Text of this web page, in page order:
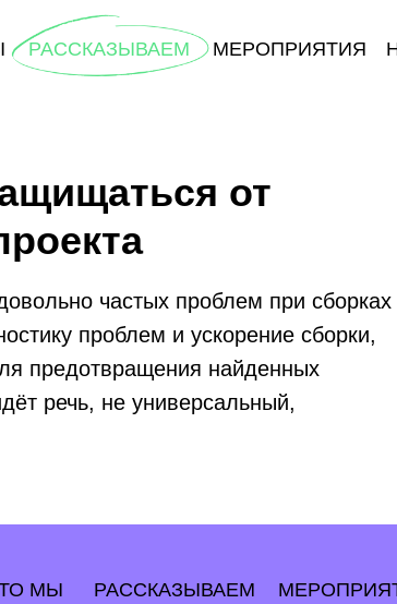
РАССКАЗЫВАЕМ МЕРОПРИЯТИЯ
от
частых проблем при сборках
проблем и ускорение сборки,
предотвращения найденных
речь, не универсальный,
МЫ РАССКАЗЫВАЕМ